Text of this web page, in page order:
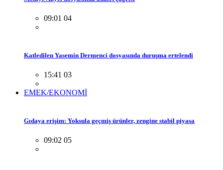
09:01 04
Katledilen Yasemin Dermenci dosyasında duruşma ertelendi
15:41 03
EMEK/EKONOMİ
Gıdaya erişim: Yoksula geçmiş ürünler, zengine stabil piyasa
09:02 05